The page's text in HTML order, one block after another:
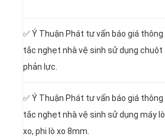
✅ Ý Thuận Phát tư vấn báo giá thông
tắc nghẹt nhà vệ sinh sử dụng chuột
phản lực.
✅ Ý Thuận Phát tư vấn báo giá thông
tắc nghẹt nhà vệ sinh sử dụng máy lò
xo, phi lò xo 8mm.